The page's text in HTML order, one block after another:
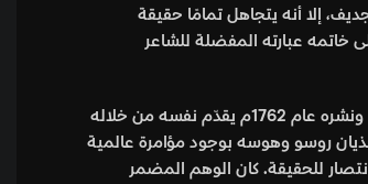
إلا أنه يتجاهل تمامًا حقيقة
عبارته المفضلة للشاعر
كيف تصرف روسو حيال هذه المفارقة (من غير قصد واضح ربما)؟ لقد عكف على تصنيف كتاب ضخم بعنوان (إميل أو التربية Émile ou De l’éducation) ونشره عام 1762م يقدّم نفسه من خلاله
روسو وهوسه بوجود مؤامرة عالمية
للحقيقة. كان الوهم المضمر